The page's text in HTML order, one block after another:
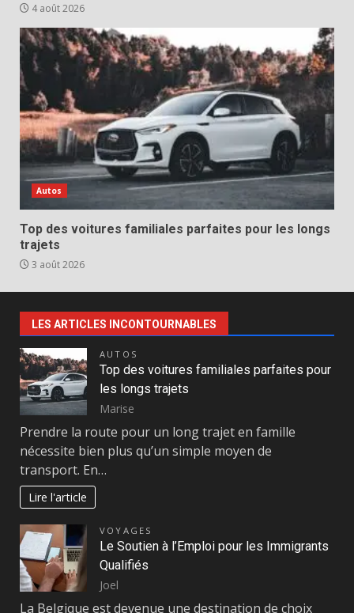
4 août 2026
Autos
Top des voitures familiales parfaites pour les longs
trajets
3 août 2026
LES ARTICLES INCONTOURNABLES
AUTOS
Top des voitures familiales parfaites pour
les longs trajets
Marise
Prendre la route pour un long trajet en famille
nécessite bien plus qu’un simple moyen de
transport. En…
Lire l'article
VOYAGES
Le Soutien à l’Emploi pour les Immigrants
Qualifiés
Joel
La Belgique est devenue une destination de choix